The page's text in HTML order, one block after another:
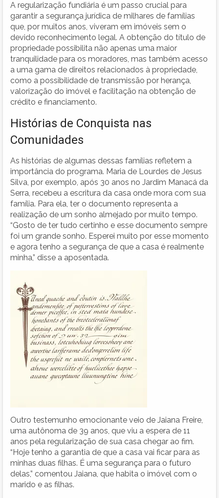
A regularização fundiária é um passo crucial para
garantir a segurança jurídica de milhares de famílias
que, por muitos anos, viveram em imóveis sem o
devido reconhecimento legal. A obtenção do título de
propriedade possibilita não apenas uma maior
tranquilidade para os moradores, mas também acesso
a uma gama de direitos relacionados à propriedade,
como a possibilidade de transmissão por herança,
valorização do imóvel e facilitação na obtenção de
crédito e financiamento.
Histórias de Conquista nas
Comunidades
As histórias de algumas dessas famílias refletem a
importância do programa. Maria de Lourdes de Jesus
Silva, por exemplo, após 30 anos no Jardim Manacá da
Serra, recebeu a escritura da casa onde mora com sua
família. Para ela, ter o documento representa a
realização de um sonho almejado por muito tempo.
“Gosto de ter tudo certinho e esse documento sempre
foi um grande sonho. Esperei muito por esse momento
e agora tenho a segurança de que a casa é realmente
minha,” disse a aposentada.
Outro testemunho emocionante veio de Jaiana Freire,
uma autônoma de 39 anos, que viu a espera de 11
anos pela regularização de sua casa chegar ao fim.
“Hoje tenho a garantia de que a casa vai ficar para as
minhas duas filhas. É uma segurança para o futuro
delas,” comentou Jaiana, que habita o imóvel com o
marido e as filhas.